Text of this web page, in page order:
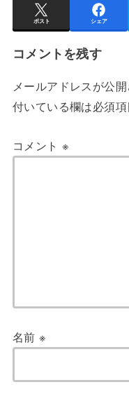
ポスト シェア
コメントを残す
メールアドレスが公
付いている欄は必須
コメント ※
名前※